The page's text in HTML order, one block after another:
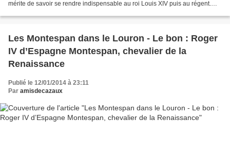
mérite de savoir se rendre indispensable au roi Louis XIV puis au régent.
Les Montespan dans le Louron - Le bon : Roger
IV d’Espagne Montespan, chevalier de la
Renaissance
Publié le 12/01/2014 à 23:11
Par amisdecazaux